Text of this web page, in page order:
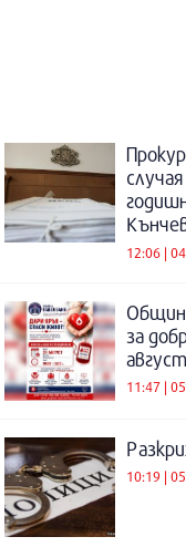
12:06 |
за
август
11:47 |
10:19 |